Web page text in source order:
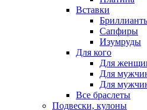
Вставки
Сапфиры
Изумруды
Для кого
Для
Для
Для
Все браслеты
Подвески, кулоны